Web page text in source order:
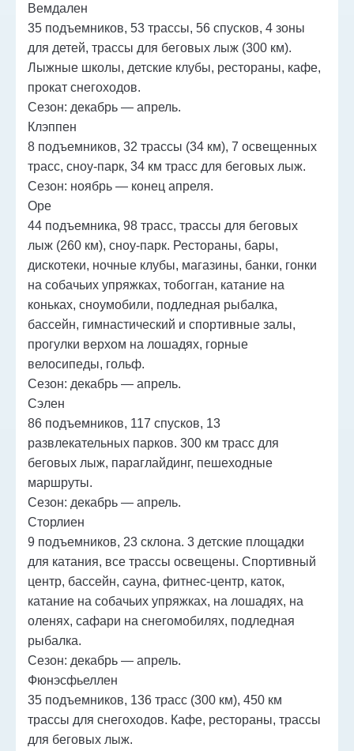
Вемдален
35 подъемников, 53 трассы, 56 спусков, 4 зоны
для детей, трассы для беговых лыж (300 км).
Лыжные школы, детские клубы, рестораны, кафе,
прокат снегоходов.
Сезон: декабрь — апрель.
Клэппен
8 подъемников, 32 трассы (34 км), 7 освещенных
трасс, сноу-парк, 34 км трасс для беговых лыж.
Сезон: ноябрь — конец апреля.
Оре
44 подъемника, 98 трасс, трассы для беговых
лыж (260 км), сноу-парк. Рестораны, бары,
дискотеки, ночные клубы, магазины, банки, гонки
на собачьих упряжках, тобогган, катание на
коньках, сноумобили, подледная рыбалка,
бассейн, гимнастический и спортивные залы,
прогулки верхом на лошадях, горные
велосипеды, гольф.
Сезон: декабрь — апрель.
Сэлен
86 подъемников, 117 спусков, 13
развлекательных парков. 300 км трасс для
беговых лыж, параглайдинг, пешеходные
маршруты.
Сезон: декабрь — апрель.
Сторлиен
9 подъемников, 23 склона. 3 детские площадки
для катания, все трассы освещены. Спортивный
центр, бассейн, сауна, фитнес-центр, каток,
катание на собачьих упряжках, на лошадях, на
оленях, сафари на снегомобилях, подледная
рыбалка.
Сезон: декабрь — апрель.
Фюнэсфьеллен
35 подъемников, 136 трасс (300 км), 450 км
трассы для снегоходов. Кафе, рестораны, трассы
для беговых лыж.